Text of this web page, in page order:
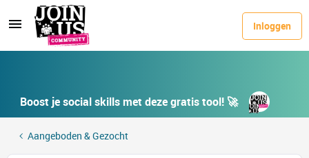
Inloggen
Boost je social skills met deze gratis tool! 🚀
Aangeboden & Gezocht